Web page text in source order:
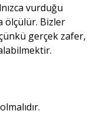
vurduğu
ölçülür. Bizler
gerçek zafer,